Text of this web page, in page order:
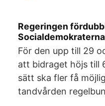
Regeringen
Socialdemokraterna
För den upp till 29
att bidraget höjs till
sätt ska fler få
tandvården